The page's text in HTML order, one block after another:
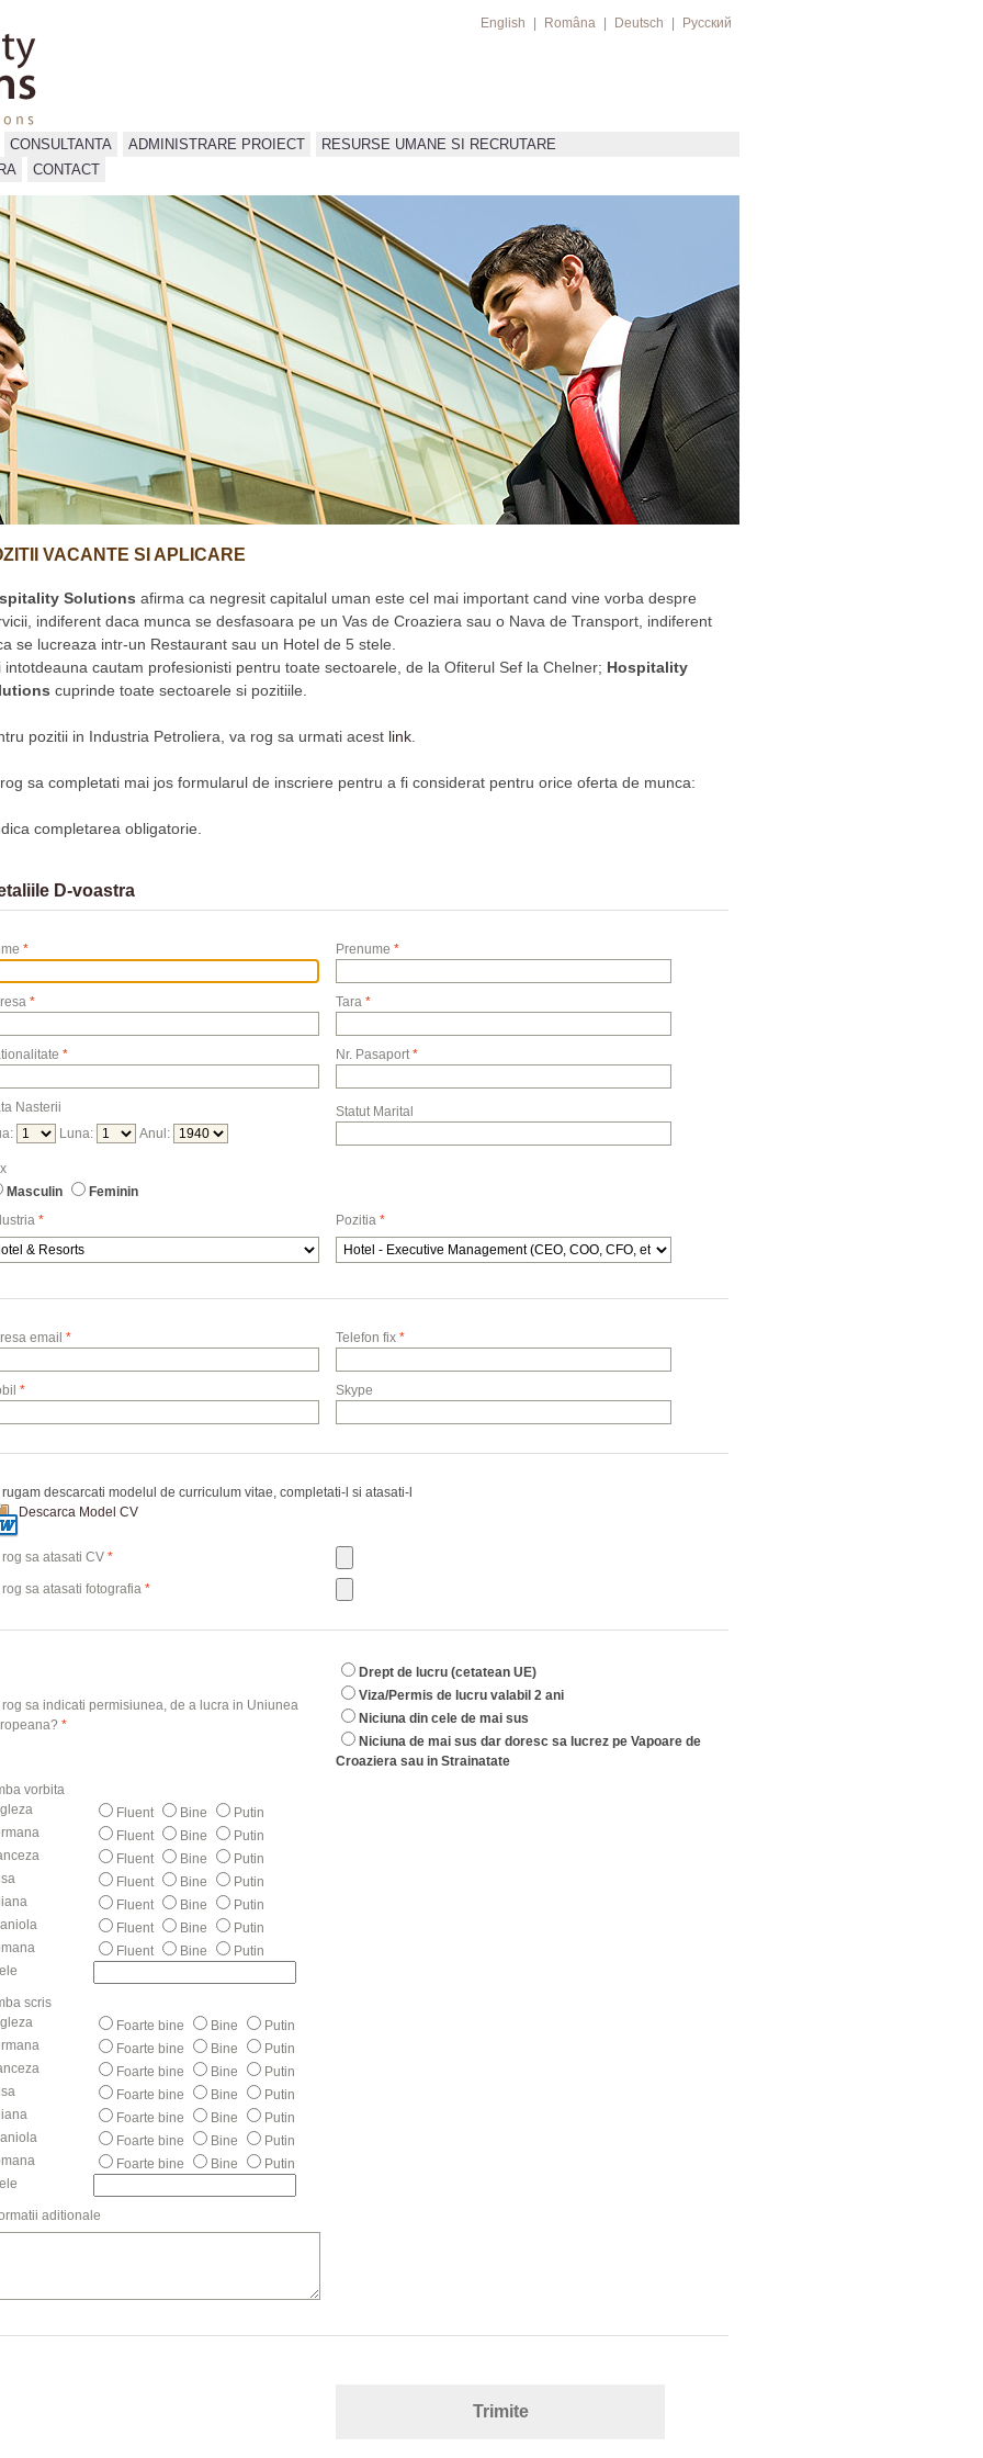
English Româna Deutsch Русский
CONSULTANTA ADMINISTRARE PROIECT
RESURSE UMANE SI RECRUTARE
CONTACT
VACANTE SI APLICARE
Solutions afirma ca negresit capitalul uman este cel mai important cand vine vorba despre
indiferent daca munca se desfasoara pe un Vas de Croaziera sau o Nava de Transport, indiferent
se lucreaza intr-un Restaurant sau un Hotel de 5 stele.
intotdeauna cautam profesionisti pentru toate sectoarele, de la Ofiterul Sef la Chelner; Hospitality
cuprinde toate sectoarele si pozitiile.
pozitii in Industria Petroliera, va rog sa urmati acest link
sa completati mai jos formularul de inscriere pentru a fi considerat pentru orice oferta de munca:
completarea obligatorie.
D-voastra
* Prenume *
* Tara *
* Nr. Pasaport*
Nasterii
Luna: Anul:
Statut Marital
Masculin
Feminin
* Pozitia *
email * Telefon fix *
* Skype
rugam descarcati modelul de curriculum vitae, completati-l si atasati-l
Descarca Model CV
rog sa atasati CV *
rog sa atasati fotografia *
rog sa indicati permisiunea, de a lucra in Uniunea
*
Drept de lucru (cetatean UE)
Viza/Permis de lucru valabil 2 ani
Niciuna din cele de mai sus
Niciuna de mai sus dar doresc sa lucrez pe Vapoare de
Croaziera sau in Strainatate
vorbita
Fluent Bine
Putin
Fluent Bine
Putin
Fluent Bine
Putin
Fluent Bine
Putin
Fluent Bine
Putin
Fluent Bine
Putin
Fluent Bine
Putin
scris
Foarte bine Bine
Putin
Foarte bine Bine
Putin
Foarte bine Bine
Putin
Foarte bine Bine
Putin
Foarte bine Bine
Putin
Foarte bine Bine
Putin
Foarte bine Bine
Putin
aditionale